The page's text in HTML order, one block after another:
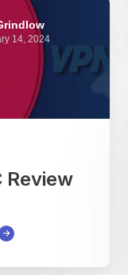
14, 2024
Review